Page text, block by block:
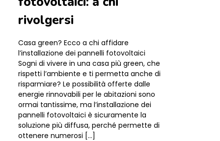
rivolgersi
Casa green? Ecco a chi affidare
l’installazione dei pannelli fotovoltaici
Sogni di vivere in una casa più green, che
rispetti l’ambiente e ti permetta anche di
risparmiare? Le possibilità offerte dalle
energie rinnovabili per le abitazioni sono
ormai tantissime, ma l’installazione dei
pannelli fotovoltaici è sicuramente la
soluzione più diffusa, perché permette di
ottenere numerosi […]